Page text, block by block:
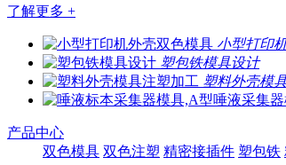
了解更多 +
小型打印
塑包铁模具设计
塑料外壳模
产品中心
双色模具 双色注塑 精密接插件 塑包铁